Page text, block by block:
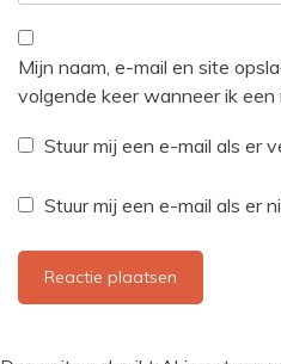
Mijn naam, e-mail en site
volgende keer wanneer ik een
Stuur mij een e-mail als er
Stuur mij een e-mail als er